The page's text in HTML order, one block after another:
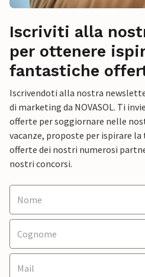
Iscriviti alla
per ottenere
fantastiche
Iscrivendoti alla nostra
di marketing da NOVASOL. Ti
offerte per soggiornare nelle
vacanze, proposte per ispirare la
offerte dei nostri numerosi
nostri concorsi.